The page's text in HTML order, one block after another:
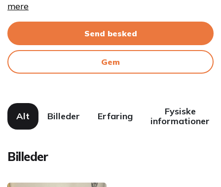
mere
Send besked
Gem
Alt Billeder Erfaring
Fysiske
informationer
Billeder